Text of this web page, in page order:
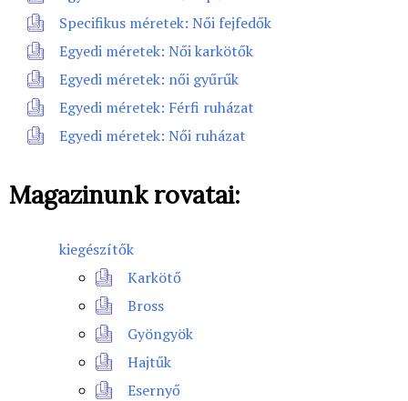
Specifikus méretek: Női fejfedők
Egyedi méretek: Női karkötők
Egyedi méretek: női gyűrűk
Egyedi méretek: Férfi ruházat
Egyedi méretek: Női ruházat
Magazinunk rovatai:
kiegészítők
Karkötő
Bross
Gyöngyök
Hajtűk
Esernyő